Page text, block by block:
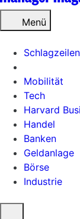
Menü
Schlagzeilen
Mobilität
Tech
Harvard
Handel
Banken
Geldanlage
Börse
Industrie